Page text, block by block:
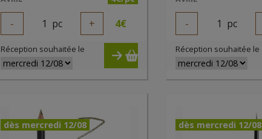
- 1 pc + 4€
Réception souhaitée le
- 1 pc
Réception souhaitée le
dès mercredi 12/08 dès mercredi 12/08